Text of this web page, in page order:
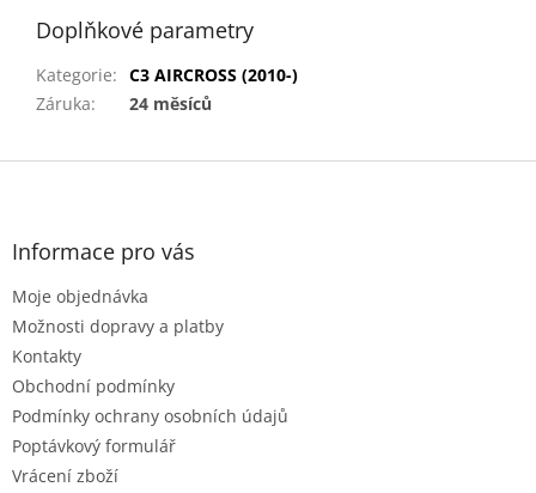
Doplňkové parametry
Kategorie: C3 AIRCROSS (2010-)
Záruka: 24 měsíců
Z
Informace pro vás
Moje objednávka
Možnosti dopravy a platby
Kontakty
Obchodní podmínky
Podmínky ochrany osobních údajů
Poptávkový formulář
Vrácení zboží